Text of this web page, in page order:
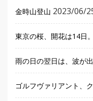
金時山登山 2023/06/
東京の桜、開花は14日。
雨の日の翌日は、波が出
ゴルフヴァリアント、